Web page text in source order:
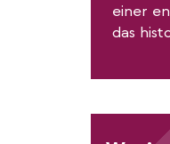
einer
das